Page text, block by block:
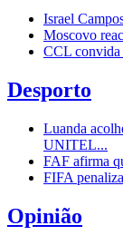
Israel
Moscovo
CCL convida
Desporto
Luanda
UNITEL...
FAF afirma
FIFA
Opinião